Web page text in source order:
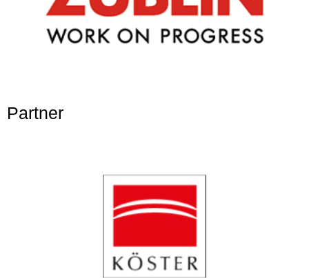
Partner